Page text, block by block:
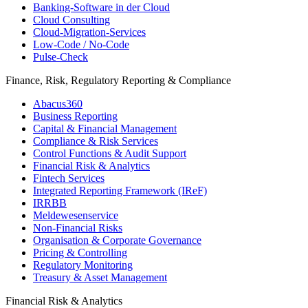
Banking-​Software in der Cloud
Cloud Consulting
Cloud-Migration-Services
Low-Code / No-Code
Pulse-Check
Finance, Risk, Regulatory Reporting & Compliance
Abacus360
Business Reporting
Capital & Financial Management
Compliance & Risk Services
Control Functions & Audit Support
Financial Risk & Analytics
Fintech Services
Integrated Reporting Framework (IReF)
IRRBB
Meldewesenservice
Non-​Financial Risks
Organisation & Corporate Governance
Pricing & Controlling
Regulatory Monitoring
Treasury & Asset Management
Financial Risk & Analytics